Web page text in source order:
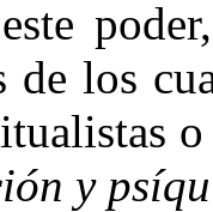
de los
y